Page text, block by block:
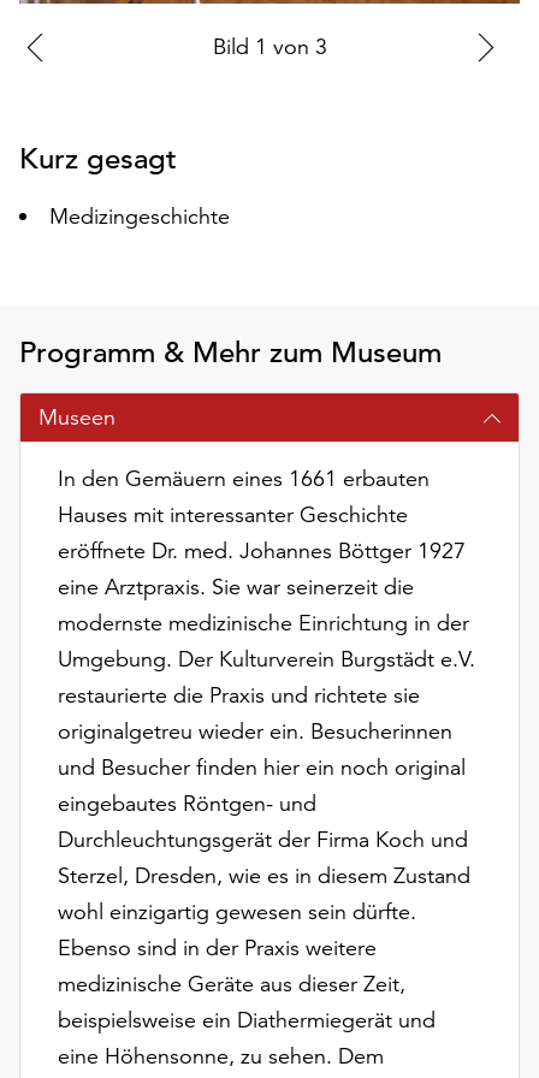
„Alle
Cookies
akzeptieren.
jederzeit
und
widerrufen.
Dafür
steht
Ihnen
Ende
Seite
Schaltfläche
Einstellungen“
Verfügung.
Funktionale
Cookies
werden
auch
ohne
Einverständnis
weiterhin
ausgeführt.
Bild 1 von 3
Kurz gesagt
Medizingeschichte
Programm & Mehr zum Museum
Museen
In den Gemäuern eines 1661 erbauten
Hauses mit interessanter Geschichte
eröffnete Dr. med. Johannes Böttger 1927
eine Arztpraxis. Sie war seinerzeit die
modernste medizinische Einrichtung in der
Umgebung. Der Kulturverein Burgstädt e.V.
restaurierte die Praxis und richtete sie
originalgetreu wieder ein. Besucherinnen
und Besucher finden hier ein noch original
eingebautes Röntgen- und
Durchleuchtungsgerät der Firma Koch und
Sterzel, Dresden, wie es in diesem Zustand
wohl einzigartig gewesen sein dürfte.
Ebenso sind in der Praxis weitere
medizinische Geräte aus dieser Zeit,
beispielsweise ein Diathermiegerät und
eine Höhensonne, zu sehen. Dem